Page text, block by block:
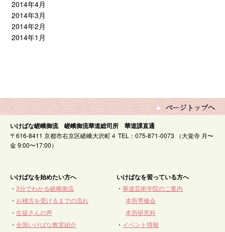
2014年4月
2014年3月
2014年2月
2014年1月
いけばな嵯峨御流 嵯峨御流華道総司所 華道課直通
〒616-8411 京都市右京区嵯峨大沢町４ TEL：075-871-0073 （大覚寺 月〜
金 9:00〜17:00）
いけばなを始めたい方へ
・ 3分でわかる嵯峨御流
・ お稽古を受けるまでの流れ
・ 生徒さんの声
・ 全国いけばな教室紹介
いけばなを習っている方へ
・華道芸術学院のご案内
本所専修会
本所研究科
・ イベント情報